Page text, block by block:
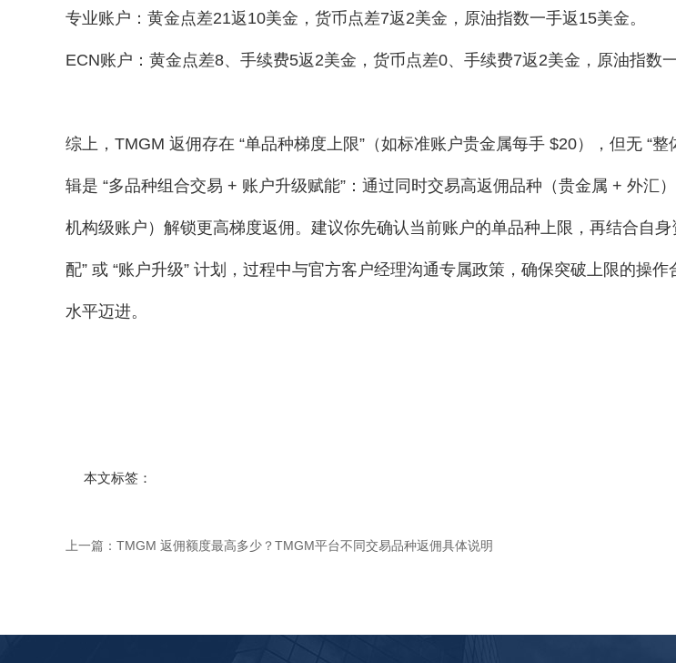
专业账户：黄金点差21返10美金，货币点差7返2美金，原油指数一手返15美金。
ECN账户：黄金点差8、手续费5返2美金，货币点差0、手续费7返2美金，原油指数
综上， TMGM 返佣存在 “单品种梯度上限”（如标准账户贵金属每手 $20），但无 “
辑是 “多品种组合交易 + 账户升级赋能”：通过同时交易高返佣品种（贵金属 + 外汇
机构级账户）解锁更高梯度返佣。建议你先确认当前账户的单品种上限，再结合自
配” 或 “账户升级” 计划，过程中与官方客户经理沟通专属政策，确保突破上限的操
水平迈进。
本文标签：
上一篇： TMGM 返佣额度最高多少？TMGM平台不同交易品种返佣具体说明